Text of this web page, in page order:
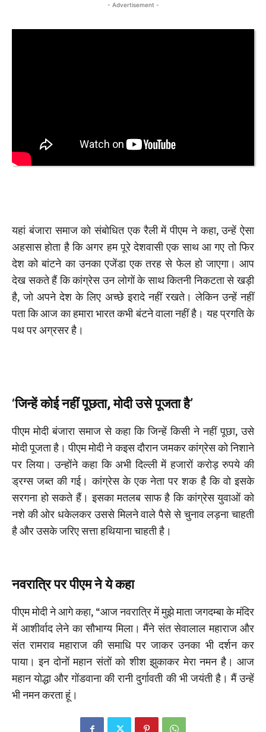
- Advertisement -
यहां बंजारा समाज को संबोधित एक रैली में पीएम ने कहा, उन्हें ऐसा
अहसास होता है कि अगर हम पूरे देशवासी एक साथ आ गए तो फिर
देश को बांटने का उनका एजेंडा एक तरह से फेल हो जाएगा। आप
देख सकते हैं कि कांग्रेस उन लोगों के साथ कितनी निकटता से खड़ी
है, जो अपने देश के लिए अच्छे इरादे नहीं रखते। लेकिन उन्हें नहीं
पता कि आज का हमारा भारत कभी बंटने वाला नहीं है। यह प्रगति के
पथ पर अग्रसर है।
‘जिन्हें कोई नहीं पूछता, मोदी उसे पूजता है’
पीएम मोदी बंजारा समाज से कहा कि जिन्हें किसी ने नहीं पूछा, उसे
मोदी पूजता है। पीएम मोदी ने कइस दौरान जमकर कांग्रेस को निशाने
पर लिया। उन्होंने कहा कि अभी दिल्ली में हजारों करोड़ रुपये की
ड्रग्स जब्त की गई। कांग्रेस के एक नेता पर शक है कि वो इसके
सरगना हो सकते हैं। इसका मतलब साफ है कि कांग्रेस युवाओं को
नशे की ओर धकेलकर उससे मिलने वाले पैसे से चुनाव लड़ना चाहती
है और उसके जरिए सत्ता हथियाना चाहती है।
नवरात्रि पर पीएम ने ये कहा
पीएम मोदी ने आगे कहा, “आज नवरात्रि में मुझे माता जगदम्बा के मंदिर
में आशीर्वाद लेने का सौभाग्य मिला। मैंने संत सेवालाल महाराज और
संत रामराव महाराज की समाधि पर जाकर उनका भी दर्शन कर
पाया। इन दोनों महान संतों को शीश झुकाकर मेरा नमन है। आज
महान योद्धा और गोंडवाना की रानी दुर्गावती की भी जयंती है। मैं उन्हें
भी नमन करता हूं।